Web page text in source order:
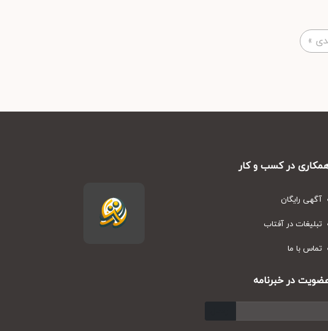
»
در کسب و کار
آگهی رایگان
تبلیغات در آفتاب
تماس با ما
در خبرنامه